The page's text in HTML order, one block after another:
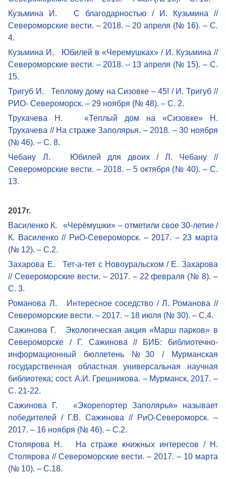
Кузьмина И. С благодарностью / И. Кузьмина //
Североморские вести. – 2018. – 20 апреля (№ 16). – С.
4.
Кузьмина И. Юбилей в «Черемушках» / И. Кузьмина //
Североморские вести. – 2018. – 13 апреля (№ 15). – С.
15.
Тригуб И. Теплому дому на Сизовке – 45! / И. Тригуб //
РИО- Североморск. – 29 ноября (№ 48). – С. 2.
Трухачева Н. «Теплый дом на «Сизовке» Н.
Трухачева // На страже Заполярья. – 2018. – 30 ноября
(№ 46). – С. 8.
Чебану Л. Юбилей для двоих / Л. Чебану //
Североморские вести. – 2018. – 5 октября (№ 40). – С.
13.
2017г.
Василенко К. «Черёмушки» – отметили свое 30-летие /
К. Василенко // РиО-Североморск. – 2017. – 23 марта
(№ 12). – С.2.
Захарова Е. Тет-а-тет с Новоуральском / Е. Захарова
// Североморские вести. – 2017. – 22 февраля (№ 8). –
С. 3.
Романова Л. Интересное соседство / Л. Романова //
Североморские вести. – 2017. – 18 июля (№ 30). – С.4.
Сажинова Г. Экологическая акция «Марш парков» в
Североморске / Г. Сажинова // БИБ: библиотечно-
информационный бюллетень №30 / Мурманская
государственная областная универсальная научная
библиотека; сост. А.И. Грешникова. – Мурманск, 2017. –
С. 21-22.
Сажинова Г. «Экорепортер Заполярья» называет
победителей / Г.В. Сажинова // РиО-Североморск. –
2017. – 16 ноября (№ 46). – С.2.
Столярова Н. На страже книжных интересов / Н.
Столярова // Североморские вести. – 2017. – 10 марта
(№ 10). – С.18.